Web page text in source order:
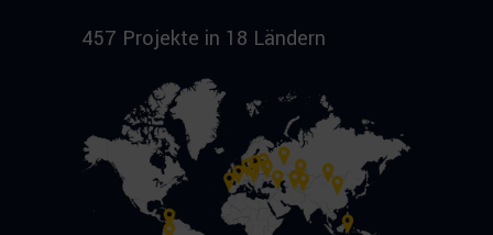
457 Projekte in 18 Ländern